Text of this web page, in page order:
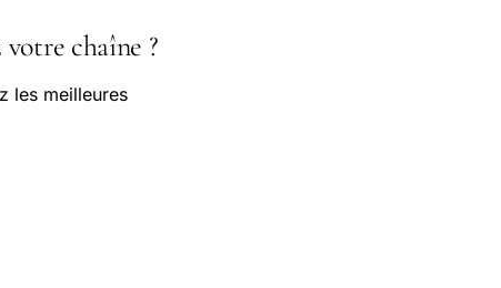
chaîne ?
les meilleures